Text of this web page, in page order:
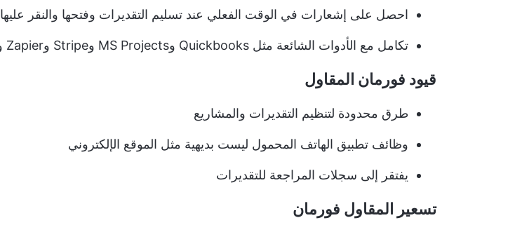
احصل على إشعارات في الوقت الفعلي عند تسليم التقديرات وفتحها والنقر عليها
تكامل مع الأدوات الشائعة مثل Quickbooks وMS Projects وStripe وZapier والمزيد
قيود فورمان المقاول
طرق محدودة لتنظيم التقديرات والمشاريع
وظائف تطبيق الهاتف المحمول ليست بديهية مثل الموقع الإلكتروني
يفتقر إلى سجلات المراجعة للتقديرات
تسعير المقاول فورمان